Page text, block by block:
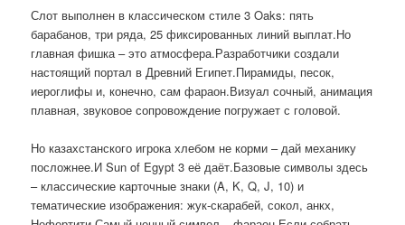
Слот выполнен в классическом стиле 3 Oaks: пять
барабанов, три ряда, 25 фиксированных линий выплат.Но
главная фишка – это атмосфера.Разработчики создали
настоящий портал в Древний Египет.Пирамиды, песок,
иероглифы и, конечно, сам фараон.Визуал сочный, анимация
плавная, звуковое сопровождение погружает с головой.
Но казахстанского игрока хлебом не корми – дай механику
посложнее.И Sun of Egypt 3 её даёт.Базовые символы здесь
– классические карточные знаки (A, K, Q, J, 10) и
тематические изображения: жук-скарабей, сокол, анкх,